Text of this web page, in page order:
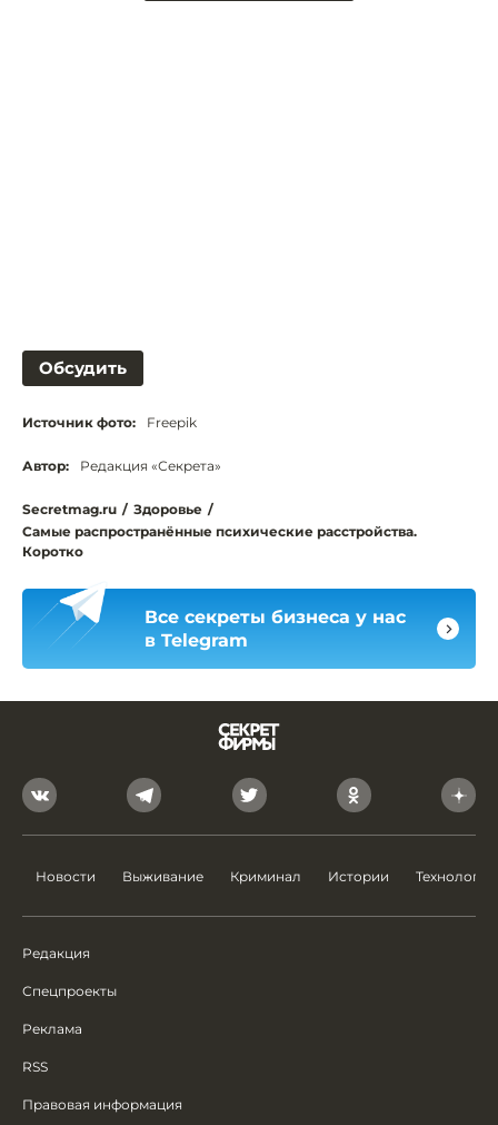
Обсудить
Источник фото: Freepik
Автор: Редакция «Секрета»
Secretmag.ru / Здоровье /
Самые распространённые психические расстройства.
Коротко
Все секреты бизнеса у нас
в Telegram
Новости Выживание Криминал Истории Технологии
Редакция
Спецпроекты
Реклама
RSS
Правовая информация